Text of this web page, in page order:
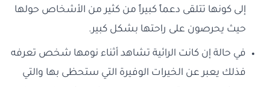
إلى كونها تتلقى دعماً كبيراً من كثير من الأشخاص حولها
حيث يحرصون على راحتها بشكل كبير.
في حالة إن كانت الرائية تشاهد أثناء نومها شخص تعرفه
فذلك يعبر عن الخيرات الوفيرة التي ستحظى بها والتي